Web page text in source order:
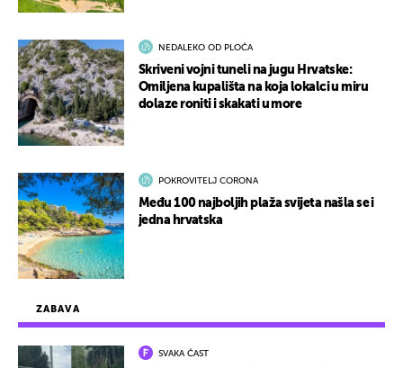
ZABAVA
SVAKA ČAST
NEDALEKO OD PLOČA
Skriveni vojni tuneli na jugu Hrvatske:
Omiljena kupališta na koja lokalci u miru
dolaze roniti i skakati u more
POKROVITELJ CORONA
Među 100 najboljih plaža svijeta našla se i
jedna hrvatska